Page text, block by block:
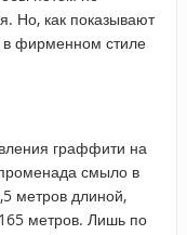
Но, как показывают
фирменном стиле
граффити на
смыло в
метров длиной,
метров. Лишь по